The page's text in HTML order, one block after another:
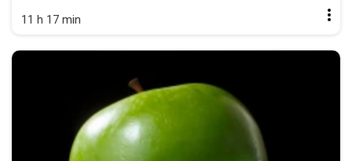
11 h 17 min